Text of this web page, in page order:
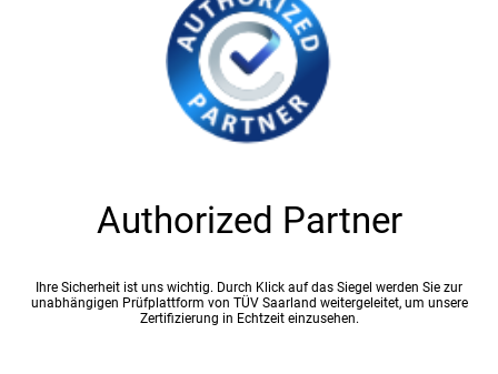
Authorized Partner
Ihre Sicherheit ist uns wichtig. Durch Klick auf das Siegel werden Sie zur
unabhängigen Prüfplattform von TÜV Saarland weitergeleitet, um unsere
Zertifizierung in Echtzeit einzusehen.